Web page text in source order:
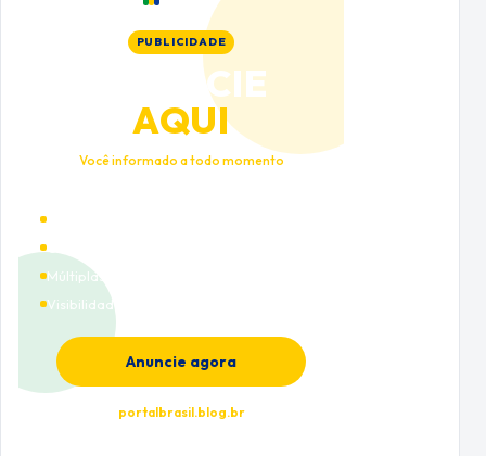
PUBLICIDADE
ANUNCIE
AQUI
Você informado a todo momento
Múltiplas categorias
Visibilidade premium
Anuncie agora
portalbrasil.blog.br